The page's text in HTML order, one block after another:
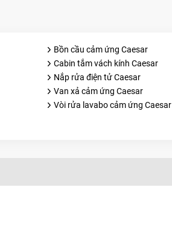
Bồn cầu cảm ứng Caesar
Cabin tắm vách kính Caesar
Nắp rửa điện tử Caesar
Van xả cảm ứng Caesar
Vòi rửa lavabo cảm ứng Caesar